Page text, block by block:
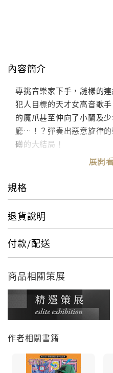
內容簡介
專挑音樂家下手，謎樣的
犯人目標的天才女高音歌
的魔爪甚至伸向了小蘭及
廳…！？彈奏出惡意旋律
礡的大結局！
展開
規格
退貨說明
付款/配送
商品相關策展
作者相關書籍